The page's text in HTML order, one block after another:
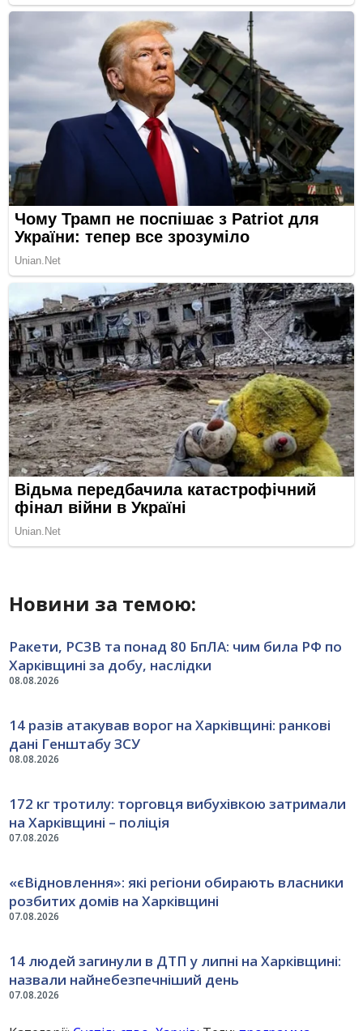
Новини за темою:
08.08.2026
Ракети, РСЗВ та понад 80 БпЛА: чим била РФ по
Харківщині за добу, наслідки
08.08.2026
14 разів атакував ворог на Харківщині: ранкові
дані Генштабу ЗСУ
07.08.2026
172 кг тротилу: торговця вибухівкою затримали
на Харківщині – поліція
07.08.2026
«єВідновлення»: які регіони обирають власники
розбитих домів на Харківщині
07.08.2026
14 людей загинули в ДТП у липні на Харківщині:
назвали найнебезпечніший день